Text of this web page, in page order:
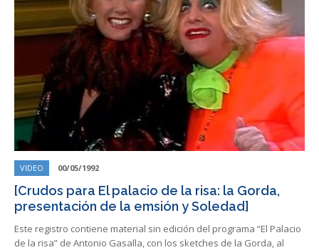
VIDEO 00/05/1992
[Crudos para El palacio de la risa: la Gorda,
presentación de la emsión y Soledad]
Este registro contiene material sin edición del programa “El Palacio
de la risa” de Antonio Gasalla, con los sketches de la Gorda, al